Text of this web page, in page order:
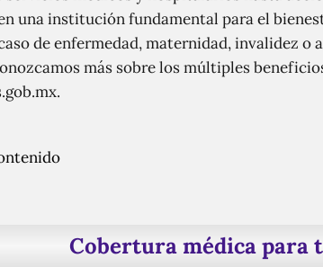
una institución fundamental para el
de enfermedad, maternidad, invalidez
más sobre los múltiples
Cobertura médica para